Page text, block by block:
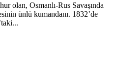
olan, Osmanlı-Rus Savaşında
ünlü kumandanı. 1832’de